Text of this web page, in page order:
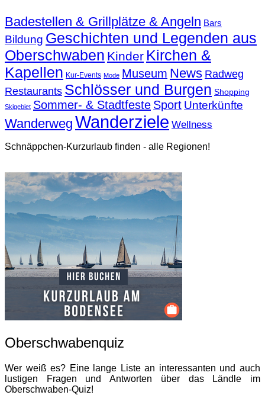
Badestellen & Grillplätze & Angeln Bars
Bildung Geschichten und Legenden aus
Oberschwaben Kinder Kirchen &
Kapellen Kur-Events Mode Museum News Radweg
Restaurants Schlösser und Burgen Shopping
Skigebiet Sommer- & Stadtfeste Sport Unterkünfte
Wanderweg Wanderziele Wellness
Schnäppchen-Kurzurlaub finden - alle Regionen!
Oberschwabenquiz
Wer weiß es? Eine lange Liste an interessanten und auch
lustigen Fragen und Antworten über das Ländle im
Oberschwaben-Quiz!